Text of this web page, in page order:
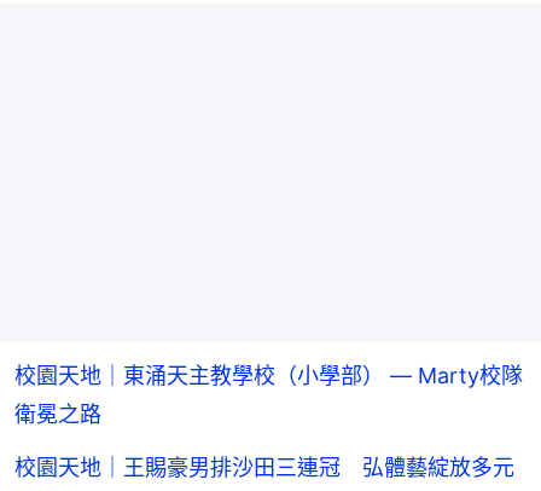
校園天地｜東涌天主教學校（小學部） — Marty校隊
衛冕之路
校園天地｜王賜豪男排沙田三連冠 弘體藝綻放多元